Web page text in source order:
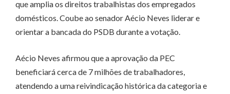
que amplia os direitos trabalhistas dos empregados
domésticos. Coube ao senador Aécio Neves liderar e
orientar a bancada do PSDB durante a votação.
Aécio Neves afirmou que a aprovação da PEC
beneficiará cerca de 7 milhões de trabalhadores,
atendendo a uma reivindicação histórica da categoria e